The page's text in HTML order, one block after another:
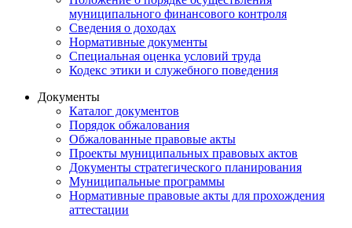
муниципального финансового контроля
Сведения о доходах
Нормативные документы
Специальная оценка условий труда
Кодекс этики и служебного поведения
Документы
Каталог документов
Порядок обжалования
Обжалованные правовые акты
Проекты муниципальных правовых актов
Документы стратегического планирования
Муниципальные программы
Нормативные правовые акты для прохождения
аттестации